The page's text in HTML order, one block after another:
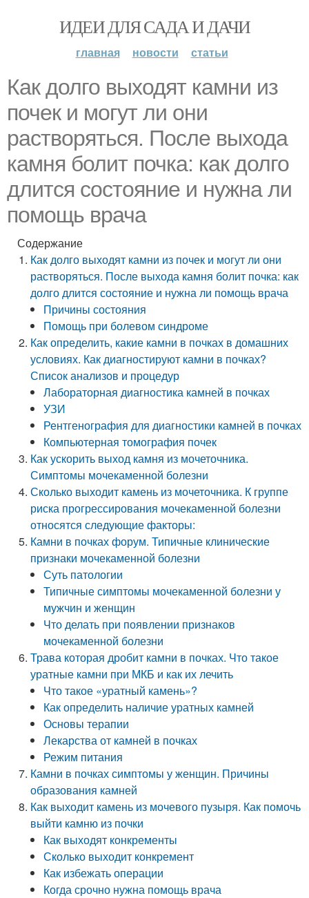
ИДЕИ ДЛЯ САДА И ДАЧИ
главная новости статьи
Как долго выходят камни из
почек и могут ли они
растворяться. После выхода
камня болит почка: как долго
длится состояние и нужна ли
помощь врача
Содержание
Как долго выходят камни из почек и могут ли они
растворяться. После выхода камня болит почка: как
долго длится состояние и нужна ли помощь врача
Причины состояния
Помощь при болевом синдроме
Как определить, какие камни в почках в домашних
условиях. Как диагностируют камни в почках?
Список анализов и процедур
Лабораторная диагностика камней в почках
УЗИ
Рентгенография для диагностики камней в почках
Компьютерная томография почек
Как ускорить выход камня из мочеточника.
Симптомы мочекаменной болезни
Сколько выходит камень из мочеточника. К группе
риска прогрессирования мочекаменной болезни
относятся следующие факторы:
Камни в почках форум. Типичные клинические
признаки мочекаменной болезни
Суть патологии
Типичные симптомы мочекаменной болезни у
мужчин и женщин
Что делать при появлении признаков
мочекаменной болезни
Трава которая дробит камни в почках. Что такое
уратные камни при МКБ и как их лечить
Что такое «уратный камень»?
Как определить наличие уратных камней
Основы терапии
Лекарства от камней в почках
Режим питания
Камни в почках симптомы у женщин. Причины
образования камней
Как выходит камень из мочевого пузыря. Как помочь
выйти камню из почки
Как выходят конкременты
Сколько выходит конкремент
Как избежать операции
Когда срочно нужна помощь врача